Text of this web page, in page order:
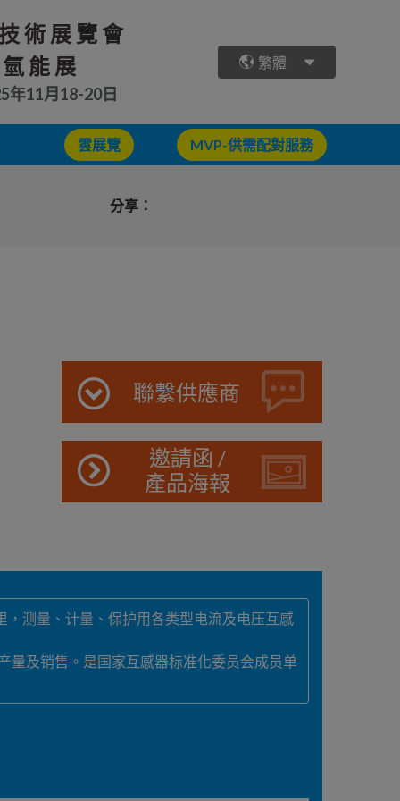
術展覽會
能展
年11月18-20日
繁體
雲展覽 MVP-供需配對服務
分享：
聯繫供應商
邀請函 /
產品海報
测量、计量、保护用各类型电流及电压互感
量及销售。是国家互感器标准化委员会成员单